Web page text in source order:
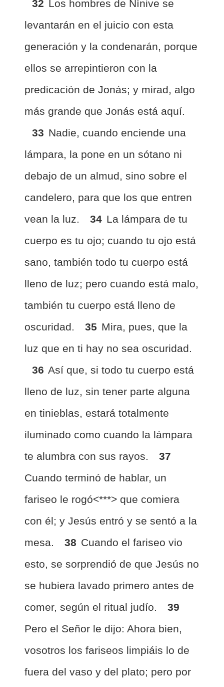
32 Los hombres de Nínive se
levantarán en el juicio con esta
generación y la condenarán, porque
ellos se arrepintieron con la
predicación de Jonás; y mirad, algo
más grande que Jonás está aquí.
33 Nadie, cuando enciende una
lámpara, la pone en un sótano ni
debajo de un almud, sino sobre el
candelero, para que los que entren
vean la luz.
34 La lámpara de tu
cuerpo es tu ojo; cuando tu ojo está
sano, también todo tu cuerpo está
lleno de luz; pero cuando está malo,
también tu cuerpo está lleno de
oscuridad.
35 Mira, pues, que la
luz que en ti hay no sea oscuridad.
36 Así que, si todo tu cuerpo está
lleno de luz, sin tener parte alguna
en tinieblas, estará totalmente
iluminado como cuando la lámpara
te alumbra con sus rayos.
37
Cuando terminó de hablar, un
fariseo le rogó<***> que comiera
con él; y Jesús entró y se sentó a la
mesa.
38 Cuando el fariseo vio
esto, se sorprendió de que Jesús no
se hubiera lavado primero antes de
comer, según el ritual judío.
39
Pero el Señor le dijo: Ahora bien,
vosotros los fariseos limpiáis lo de
fuera del vaso y del plato; pero por